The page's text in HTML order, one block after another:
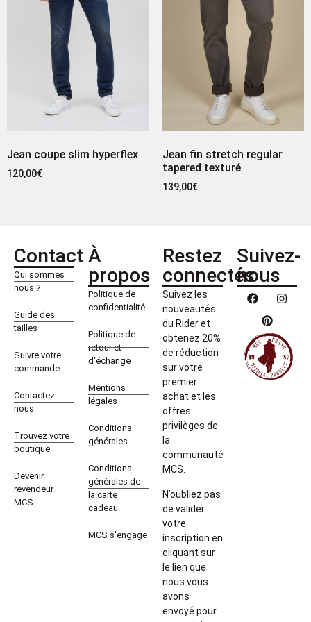
Jean coupe slim hyperflex
120,00€
Jean fin stretch regular
tapered texturé
139,00€
Contact
Qui sommes
nous ?
Guide des
tailles
Suivre votre
commande
Contactez-
nous
Trouvez votre
boutique
Devenir
revendeur
MCS
À
propos
Politique de
confidentialité
Politique de
retour et
d'échange
Mentions
légales
Conditions
générales
Conditions
générales de
la carte
cadeau
MCS s'engage
Restez
connectés
Suivez les
nouveautés
du Rider et
obtenez 20%
de réduction
sur votre
premier
achat et les
offres
privilèges de
la
communauté
MCS.
N’oubliez pas
de valider
votre
inscription en
cliquant sur
le lien que
nous vous
avons
envoyé pour
Suivez-
nous